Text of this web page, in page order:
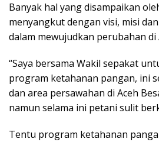
Banyak hal yang disampaikan
menyangkut dengan visi, misi
dalam mewujudkan perubahan di
“Saya bersama Wakil sepakat
program ketahanan pangan, ini
dan area persawahan di Aceh
namun selama ini petani sulit
Tentu program ketahanan